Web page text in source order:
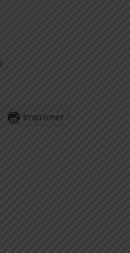
Imprimer